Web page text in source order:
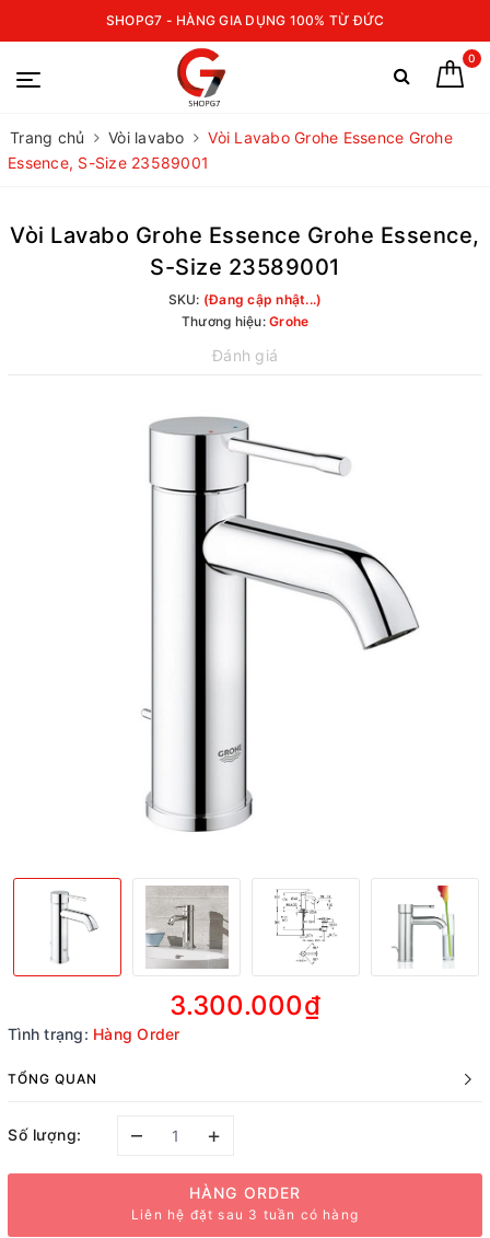
SHOPG7 - HÀNG GIA DỤNG 100% TỪ ĐỨC
0
Trang chủ Vòi lavabo
Vòi Lavabo Grohe Essence Grohe
Essence, S-Size 23589001
Vòi Lavabo Grohe Essence Grohe Essence,
S-Size 23589001
SKU: (Đang cập nhật...)
Thương hiệu: Grohe
Đánh giá
3.300.000₫
Tình trạng: Hàng Order
TỔNG QUAN
Số lượng: – +
HÀNG ORDER
Liên hệ đặt sau 3 tuần có hàng